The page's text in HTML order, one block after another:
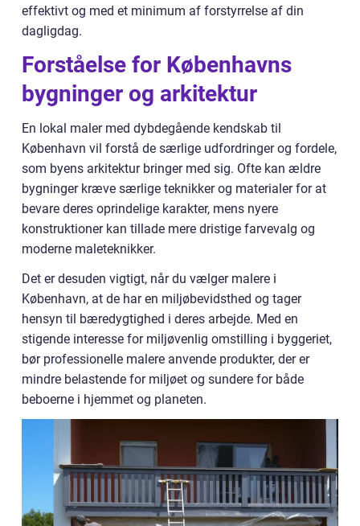
effektivt og med et minimum af forstyrrelse af din
dagligdag.
Forståelse for Københavns
bygninger og arkitektur
En lokal maler med dybdegående kendskab til
København vil forstå de særlige udfordringer og fordele,
som byens arkitektur bringer med sig. Ofte kan ældre
bygninger kræve særlige teknikker og materialer for at
bevare deres oprindelige karakter, mens nyere
konstruktioner kan tillade mere dristige farvevalg og
moderne maleteknikker.
Det er desuden vigtigt, når du vælger malere i
København, at de har en miljøbevidsthed og tager
hensyn til bæredygtighed i deres arbejde. Med en
stigende interesse for miljøvenlig omstilling i byggeriet,
bør professionelle malere anvende produkter, der er
mindre belastende for miljøet og sundere for både
beboerne i hjemmet og planeten.